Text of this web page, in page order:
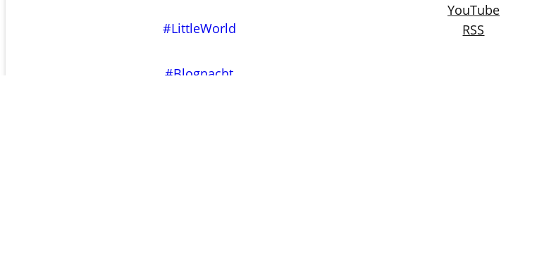
#LittleWorld
#Blognacht
YouTube
RSS